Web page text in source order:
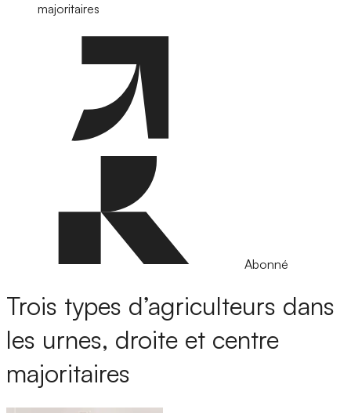
majoritaires
Abonné
Trois types d’agriculteurs dans
les urnes, droite et centre
majoritaires